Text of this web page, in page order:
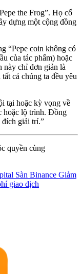
the Frog”. Họ cố
dựng một cộng đồng
“Pepe coin không có
của tác phẩm) hoặc
này chỉ đơn giản là
cả chúng ta đều yêu
tại hoặc kỳ vọng về
hoặc lộ trình. Đồng
đích giải trí.”
quyền cùng
Sàn Binance Giảm
giao dịch